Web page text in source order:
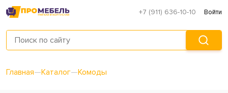
+7 (911) 636-10-10 Войти
Главная—Каталог—Комоды